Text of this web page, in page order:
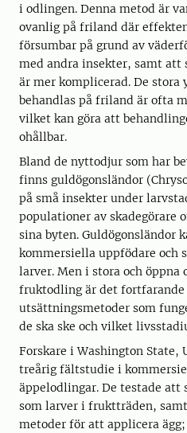
i odlingen. Denna metod är
ovanlig på friland där
försumbar på grund av
med andra insekter, samt
är mer komplicerad. De stora
behandlas på friland är ofta
vilket kan göra att
ohållbar.
Bland de nyttodjur som har
finns guldögonsländor
på små insekter under
populationer av skadegörare
sina byten. Guldögonsländor
kommersiella uppfödare och
larver. Men i stora och öppna
fruktodling är det
utsättningsmetoder som
de ska ske och vilket
Forskare i Washington State,
treårig fältstudie i
äppelodlingar. De testade att
som larver i fruktträden,
metoder för att applicera